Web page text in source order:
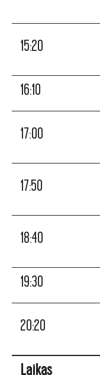
15:20
16:10
17:00
17:50
18:40
19:30
20:20
Laikas